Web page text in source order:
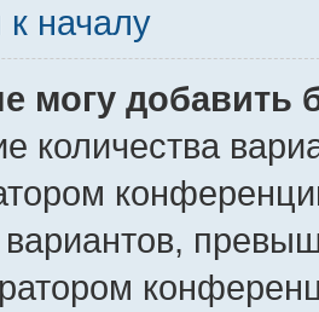
к началу
могу добавить
количества
вариантов,